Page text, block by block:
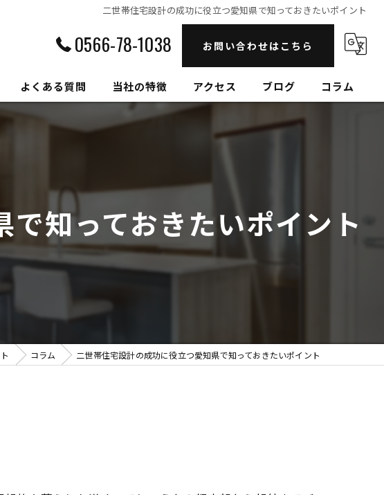
二世帯住宅設計の成功に役立つ愛知県で知っておきたいポイント
0566-78-1038 お問い合わせはこちら
よくある質問 当社の特徴
セルロースファイバー
健康住宅
アクセス ブログ コラム
知っておきたいポイント
コラム 二世帯住宅設計の成功に役立つ愛知県で知っておきたいポイント